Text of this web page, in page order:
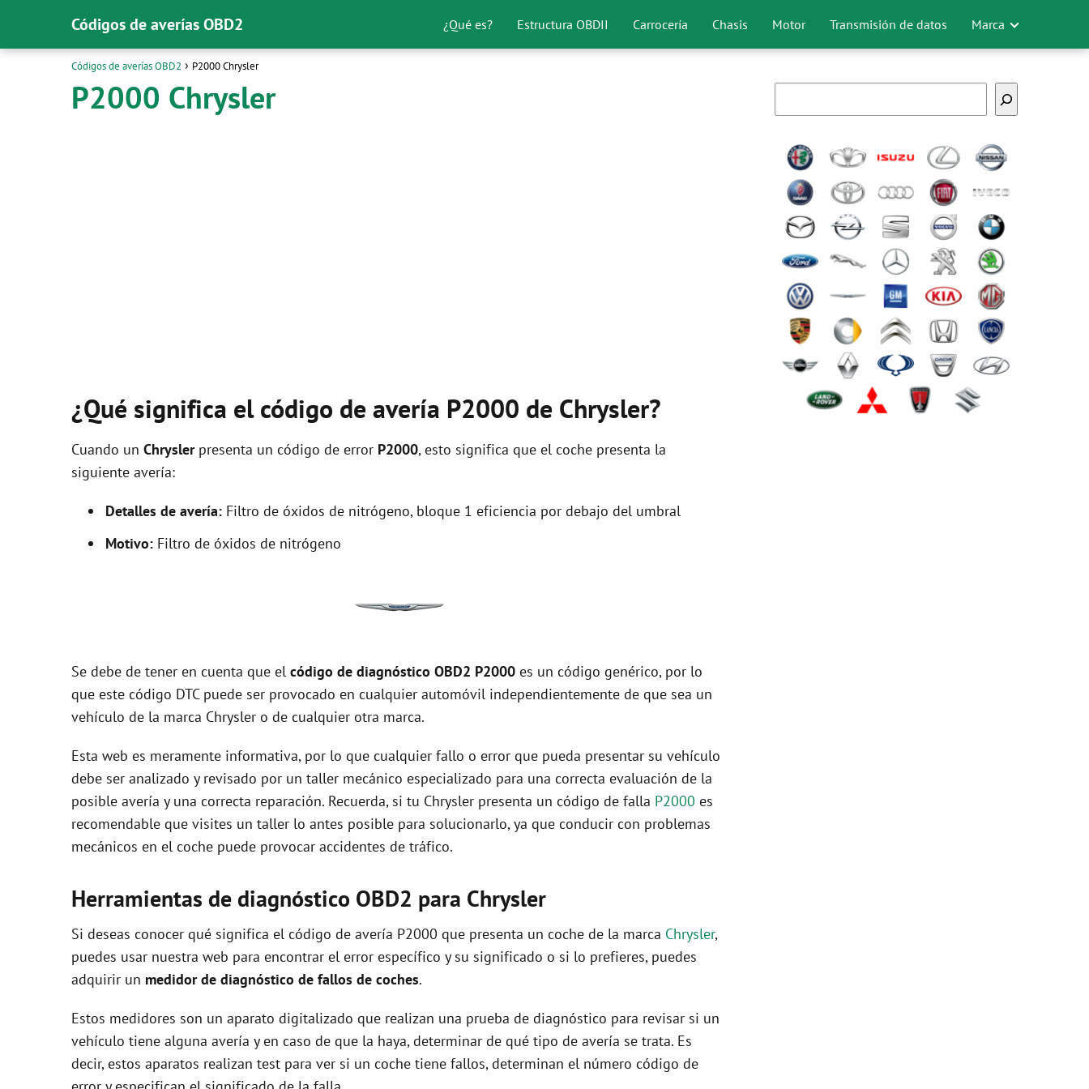
Códigos de averías OBD2 ¿Qué es? Estructura OBDII Carrocería Chasis Motor Transmisión de datos Marca
Códigos de averías OBD2 P2000 Chrysler
P2000 Chrysler
¿Qué significa el código de avería P2000 de Chrysler?
Cuando un Chryslerpresenta un código de error P2000, esto significa que el coche presenta la
siguiente avería:
Detalles de avería: Filtro de óxidos de nitrógeno, bloque 1 eficiencia por debajo del umbral
Motivo: Filtro de óxidos de nitrógeno
Se debe de tener en cuenta que el código de diagnóstico OBD2 P2000 es un código genérico, por lo
que este código DTC puede ser provocado en cualquier automóvil independientemente de que sea un
vehículo de la marca Chrysler o de cualquier otra marca.
Esta web es meramente informativa, por lo que cualquier fallo o error que pueda presentar su vehículo
debe ser analizado y revisado por un taller mecánico especializado para una correcta evaluación de la
posible avería y una correcta reparación. Recuerda, si tu Chrysler presenta un código de falla P2000 es
recomendable que visites un taller lo antes posible para solucionarlo, ya que conducir con problemas
mecánicos en el coche puede provocar accidentes de tráfico.
Herramientas de diagnóstico OBD2 para Chrysler
Si deseas conocer qué significa el código de avería P2000 que presenta un coche de la marca Chrysler,
puedes usar nuestra web para encontrar el error específico y su significado o si lo prefieres, puedes
adquirir un medidor de diagnóstico de fallos de coches.
Estos medidores son un aparato digitalizado que realizan una prueba de diagnóstico para revisar si un
vehículo tiene alguna avería y en caso de que la haya, determinar de qué tipo de avería se trata. Es
decir, estos aparatos realizan test para ver si un coche tiene fallos, determinan el número código de